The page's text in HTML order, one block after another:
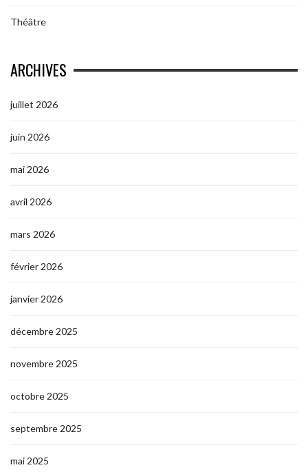
Théâtre
ARCHIVES
juillet 2026
juin 2026
mai 2026
avril 2026
mars 2026
février 2026
janvier 2026
décembre 2025
novembre 2025
octobre 2025
septembre 2025
mai 2025